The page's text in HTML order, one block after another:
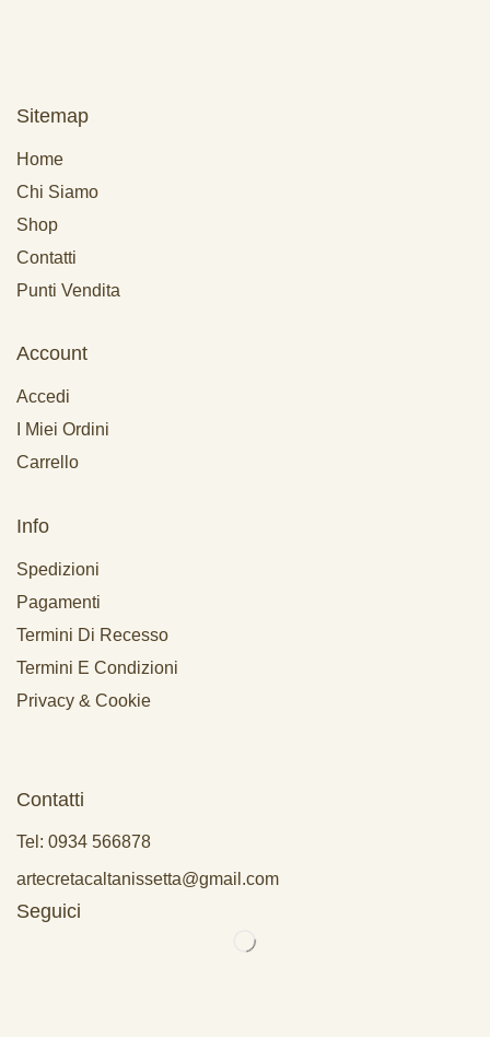
Sitemap
Home
Chi Siamo
Shop
Contatti
Punti Vendita
Account
Accedi
I Miei Ordini
Carrello
Info
Spedizioni
Pagamenti
Termini Di Recesso
Termini E Condizioni
Privacy & Cookie
Contatti
Tel: 0934 566878
artecretacaltanissetta@gmail.com
Seguici